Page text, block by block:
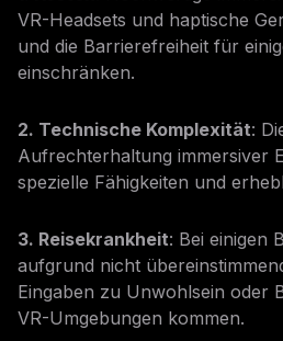
VR-Headsets und haptische
und die Barrierefreiheit für
einschränken.
2. Technische Komplexität:
Aufrechterhaltung immersiver
spezielle Fähigkeiten und
3. Reisekrankheit: Bei einigen
aufgrund nicht
Eingaben zu Unwohlsein oder
VR-Umgebungen kommen.